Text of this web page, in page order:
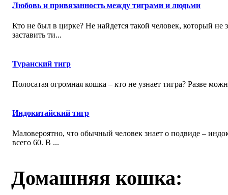
Любовь и привязанность между тиграми и людьми
Кто не был в цирке? Не найдется такой человек, который
заставить ти...
Туранский тигр
Полосатая огромная кошка – кто не узнает тигра? Разве
Индокитайский тигр
Маловероятно, что обычный человек знает о подвиде –
всего 60. В ...
Домашняя кошка: